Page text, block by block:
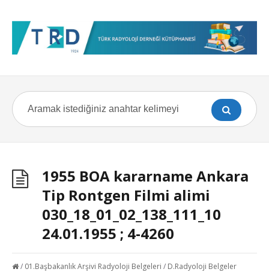
1955 BOA kararname Ankara
Tip Rontgen Filmi alimi
030_18_01_02_138_111_10
24.01.1955 ; 4-4260
/ 01.Başbakanlık Arşivi Radyoloji Belgeleri / D.Radyoloji Belgeler